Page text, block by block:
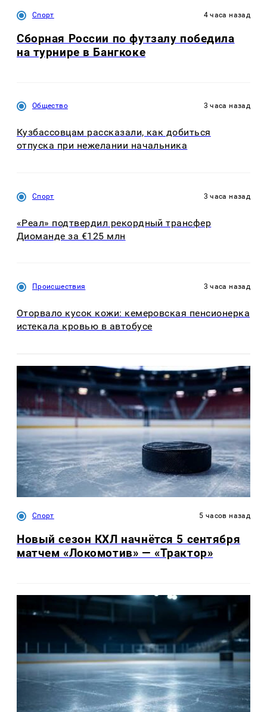
Спорт 4 часа назад
Сборная России по футзалу победила
на турнире в Бангкоке
Общество 3 часа назад
Кузбассовцам рассказали, как добиться
отпуска при нежелании начальника
Спорт 3 часа назад
«Реал» подтвердил рекордный трансфер
Диоманде за €125 млн
Происшествия 3 часа назад
Оторвало кусок кожи: кемеровская пенсионерка
истекала кровью в автобусе
Спорт 5 часов назад
Новый сезон КХЛ начнётся 5 сентября
матчем «Локомотив» — «Трактор»